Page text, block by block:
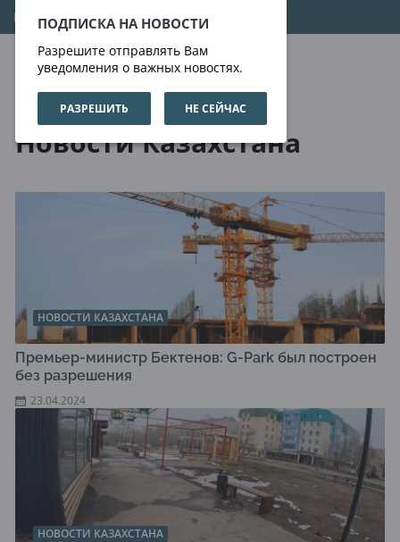
ПОДПИСКА НА НОВОСТИ
Разрешите отправлять Вам
уведомления о важных новостях.
РАЗРЕШИТЬ НЕ СЕЙЧАС
10.08.2026 08:11:11
Новости Новости Казахстана
Новости Казахстана
НОВОСТИ КАЗАХСТАНА
Премьер-министр Бектенов: G-Park был построен
без разрешения
23.04.2024
НОВОСТИ КАЗАХСТАНА